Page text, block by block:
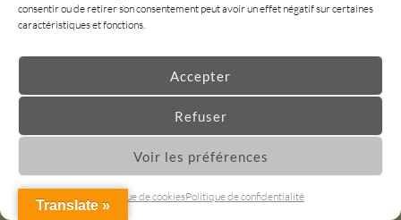
consentir ou de retirer son consentement peut avoir un effet négatif sur certaines
caractéristiques et fonctions.
Accepter
Refuser
Voir les préférences
Politique de cookiesPolitique de confidentialité
Translate »